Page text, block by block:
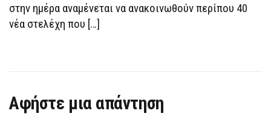
στην ημέρα αναμένεται να ανακοινωθούν περίπου 40
νέα στελέχη που […]
Αφήστε μια απάντηση